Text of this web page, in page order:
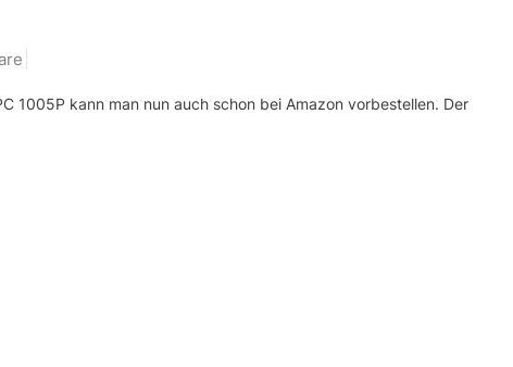
1005P kann man nun auch schon bei Amazon vorbestellen. Der